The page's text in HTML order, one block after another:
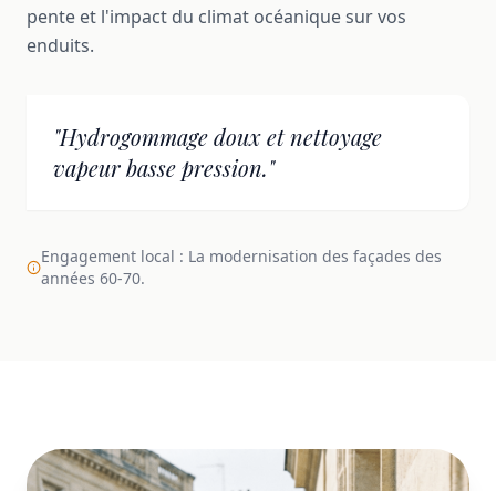
pente et l'impact du climat océanique sur vos
enduits.
"Hydrogommage doux et nettoyage
vapeur basse pression."
Engagement local : La modernisation des façades des
années 60-70.